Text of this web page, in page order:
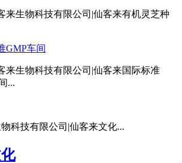
来生物科技有限公司|仙客来有机灵芝种
GMP车间
来生物科技有限公司|仙客来国际标准
...
科技有限公司|仙客来文化...